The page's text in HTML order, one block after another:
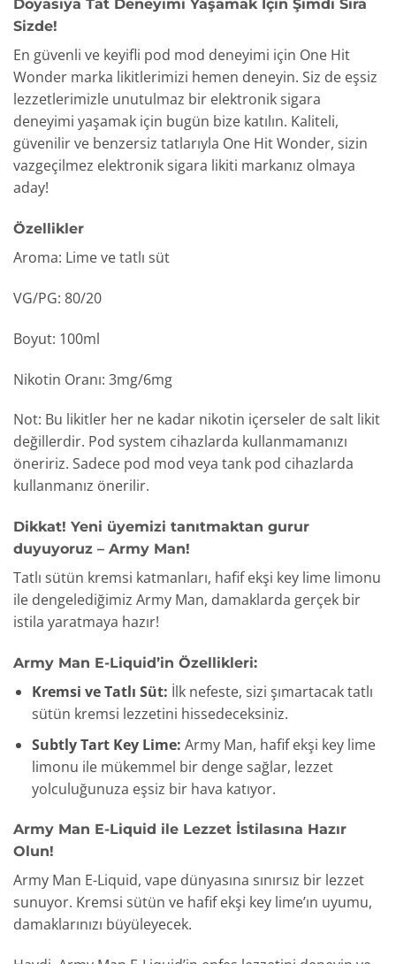
Doyasıya Tat Deneyimi Yaşamak İçin Şimdi Sıra
Sizde!
En güvenli ve keyifli pod mod deneyimi için One Hit
Wonder marka likitlerimizi hemen deneyin. Siz de eşsiz
lezzetlerimizle unutulmaz bir elektronik sigara
deneyimi yaşamak için bugün bize katılın. Kaliteli,
güvenilir ve benzersiz tatlarıyla One Hit Wonder, sizin
vazgeçilmez elektronik sigara likiti markanız olmaya
aday!
Özellikler
Aroma: Lime ve tatlı süt
VG/PG: 80/20
Boyut: 100ml
Nikotin Oranı: 3mg/6mg
Not: Bu likitler her ne kadar nikotin içerseler de salt likit
değillerdir. Pod system cihazlarda kullanmamanızı
öneririz. Sadece pod mod veya tank pod cihazlarda
kullanmanız önerilir.
Dikkat! Yeni üyemizi tanıtmaktan gurur
duyuyoruz – Army Man!
Tatlı sütün kremsi katmanları, hafif ekşi key lime limonu
ile dengelediğimiz Army Man, damaklarda gerçek bir
istila yaratmaya hazır!
Army Man E-Liquid’in Özellikleri:
Kremsi ve Tatlı Süt: İlk nefeste, sizi şımartacak tatlı
sütün kremsi lezzetini hissedeceksiniz.
Subtly Tart Key Lime: Army Man, hafif ekşi key lime
limonu ile mükemmel bir denge sağlar, lezzet
yolculuğunuza eşsiz bir hava katıyor.
Army Man E-Liquid ile Lezzet İstilasına Hazır
Olun!
Army Man E-Liquid, vape dünyasına sınırsız bir lezzet
sunuyor. Kremsi sütün ve hafif ekşi key lime’ın uyumu,
damaklarınızı büyüleyecek.